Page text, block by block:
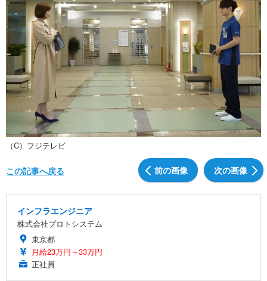
（C）フジテレビ
前の画像 次の画像
この記事へ戻る
インフラエンジニア
株式会社プロトシステム
東京都
月給23万円～33万円
正社員